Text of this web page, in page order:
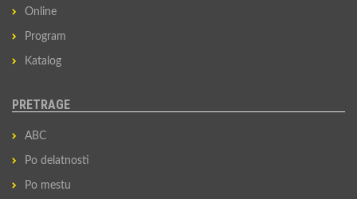
Online
Program
Katalog
PRETRAGE
ABC
Po delatnosti
Po mestu